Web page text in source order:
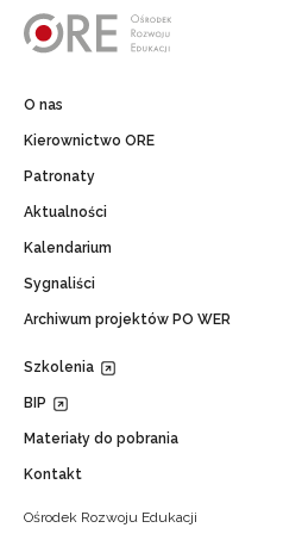
O nas
Kierownictwo ORE
Patronaty
Aktualności
Kalendarium
Sygnaliści
Archiwum projektów PO WER
Szkolenia
BIP
Materiały do pobrania
Kontakt
Ośrodek Rozwoju Edukacji